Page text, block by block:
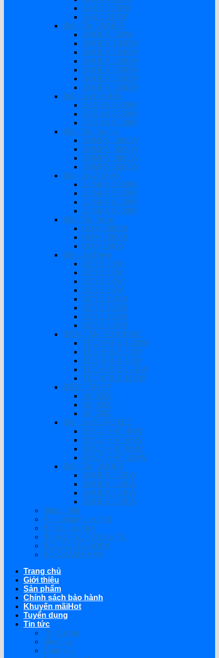
SAKO 6200W
SAKO 11KW
Biến Tần SUOER
SUOER 500W
SUOER 1000W
SUOER 1500W
SUOER 2000W
SUOER 3000W
SUOER 3200W
SUOER 5000W
Biến tần EASUN
EASUN 3000W
EASUN 3800W
EASUN 6200W
Biến Tần Sumry
SUMRY 1800W
SUMRY 3000W
SUMRY 3800W
SUMRY 6200W
Biến tần ZUMAX
ZUMAX 3000W
ZUMAX 5500W
ZUMAX 6200W
ZUMAX 6600W
Biến Tần Bơm
BƠM 5500W
BƠM 7500W
BƠM 15KW
Biến tần Deye
DEYE 3KW
DEYE 5KW
DEYE 6KW
DEYE 8KW
DEYE 10KW
DEYE 12KW
DEYE 16KW
DEYE 20KW
BIẾN TẦN TECHFINE
TECHFINE 1200W
TECHFINE 3KW
TECHFINE 4KW
TECHFINE 6.2KW
TECHFINE 11KW
BIẾN TẦN SP
SP 3200
SP 4200
SP 7000
Biến tần SOROTEC
REVO HMT 4KW
REVO HMT 6KW
REVO HMT 8KW
REVO HMT 11KW
Biến Tần SUOER
SUOER 2.2KW
SUOER 3.2KW
SUOER 4.2KW
SUOER 6.2KW
Modul Wifi
Pin Lithium Lưu Trữ
Bộ Sạc Ắc Quy
Bộ Kích Nổ Ô Tô Xe Tải
BỘ LỌC ĐĨA ARKA
BỘ CHÂM PHÂN
Trang chủ
Giới thiệu
Sản phẩm
Chính sách bảo hành
Khuyến mãi
Tuyển dụng
Tin tức
Thị trường
Mẹo hay
Đánh giá